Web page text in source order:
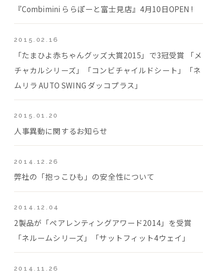
『Combimini ららぽーと富士見店』4月10日OPEN !
2015.02.16
「たまひよ赤ちゃんグッズ大賞2015」で3冠受賞 「メ
チャカルシリーズ」「コンビチャイルドシート」「ネ
ムリラ AUTO SWING ダッコプラス」
2015.01.20
人事異動に関するお知らせ
2014.12.26
弊社の「抱っこひも」の安全性について
2014.12.04
2製品が「ペアレンティングアワード2014」を受賞
「ネルームシリーズ」「サットフィット4ウェイ」
2014.11.26